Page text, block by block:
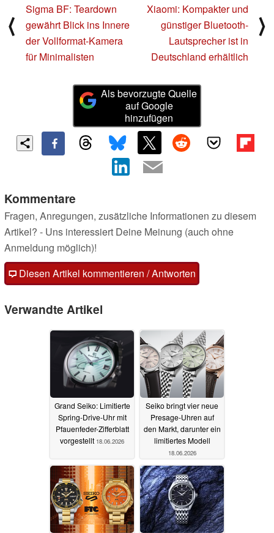
⟨
Sigma BF: Teardown
gewährt Blick ins Innere
der Vollformat-Kamera
für Minimalisten
Xiaomi: Kompakter und
günstiger Bluetooth-
Lautsprecher ist in
Deutschland erhältlich
⟩
Als bevorzugte Quelle
auf Google
hinzufügen
Kommentare
Fragen, Anregungen, zusätzliche Informationen zu diesem
Artikel? - Uns interessiert Deine Meinung (auch ohne
Anmeldung möglich)!
Diesen Artikel kommentieren / Antworten
Verwandte Artikel
Grand Seiko: Limitierte
Spring-Drive-Uhr mit
Pfauenfeder-Zifferblatt
vorgestellt 18.06.2026
Seiko bringt vier neue
Presage-Uhren auf
den Markt, darunter ein
limitiertes Modell
18.06.2026